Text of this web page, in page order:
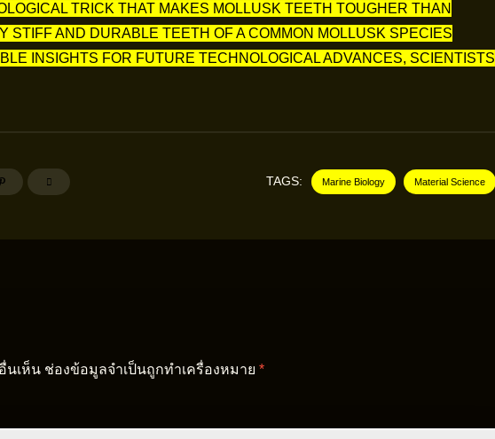
TRICK THAT MAKES MOLLUSK TEETH TOUGHER THAN
STIFF AND DURABLE TEETH OF A COMMON MOLLUSK SPECIES
INSIGHTS FOR FUTURE TECHNOLOGICAL ADVANCES, SCIENTISTS
TAGS: Marine Biology Material Science
นเห็น ช่องข้อมูลจำเป็นถูกทำเครื่องหมาย *